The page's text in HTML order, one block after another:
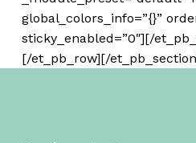
global_colors_info=”{}”
sticky_enabled=”0″][/
[/et_pb_row][/